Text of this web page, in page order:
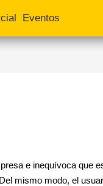
Eventos
e inequívoca que
mismo modo, el